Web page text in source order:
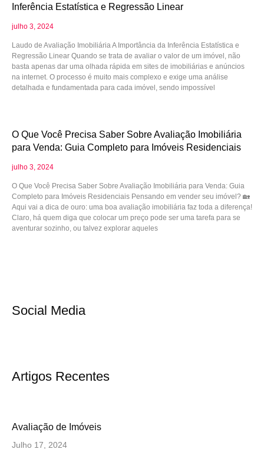
Inferência Estatística e Regressão Linear
julho 3, 2024
Laudo de Avaliação Imobiliária A Importância da Inferência Estatística e
Regressão Linear Quando se trata de avaliar o valor de um imóvel, não
basta apenas dar uma olhada rápida em sites de imobiliárias e anúncios
na internet. O processo é muito mais complexo e exige uma análise
detalhada e fundamentada para cada imóvel, sendo impossível
O Que Você Precisa Saber Sobre Avaliação Imobiliária
para Venda: Guia Completo para Imóveis Residenciais
julho 3, 2024
O Que Você Precisa Saber Sobre Avaliação Imobiliária para Venda: Guia
Completo para Imóveis Residenciais Pensando em vender seu imóvel? 🏡
Aqui vai a dica de ouro: uma boa avaliação imobiliária faz toda a diferença!
Claro, há quem diga que colocar um preço pode ser uma tarefa para se
aventurar sozinho, ou talvez explorar aqueles
Social Media
Artigos Recentes
Avaliação de Imóveis
Julho 17, 2024